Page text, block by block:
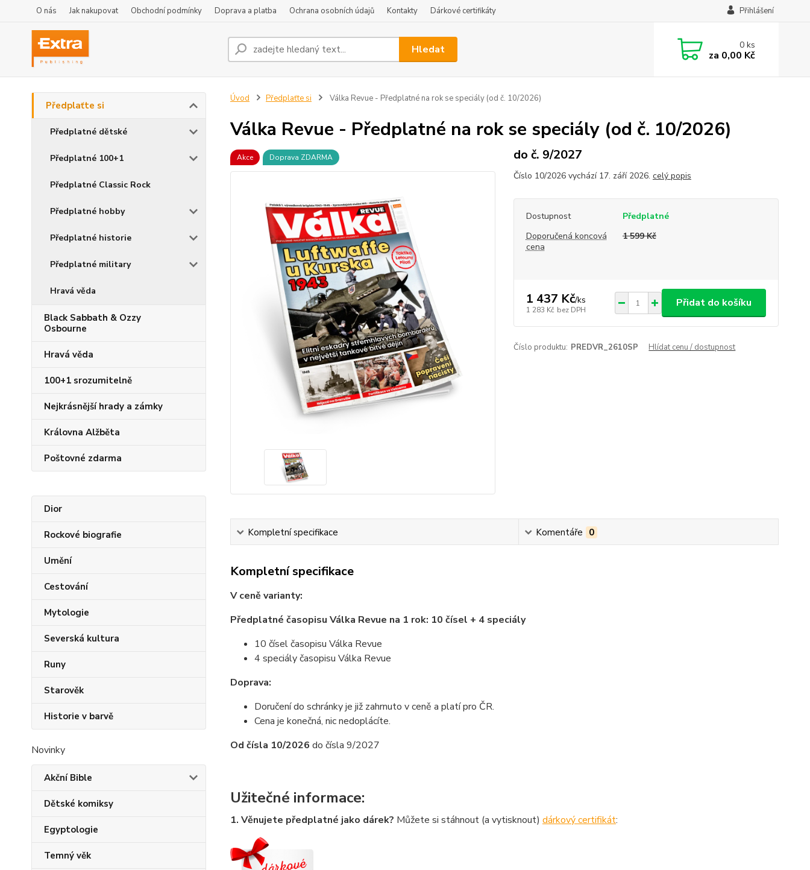
O nás Jak nakupovat Obchodní podmínky Doprava a platba Ochrana osobních údajů Kontakty Dárkové certifikáty Přihlášení
Hledat 0ks
za 0,00 Kč
Předplaťte si
Předplatné dětské
Předplatné 100+1
Předplatné Classic Rock
Předplatné hobby
Předplatné historie
Předplatné military
Hravá věda
Black Sabbath & Ozzy
Osbourne
Hravá věda
100+1 srozumitelně
Nejkrásnější hrady a zámky
Královna Alžběta
Poštovné zdarma
Dior
Rockové biografie
Umění
Cestování
Mytologie
Severská kultura
Runy
Starověk
Historie v barvě
Novinky
Akční Bible
Dětské komiksy
Egyptologie
Temný věk
Úvod Předplaťte si Válka Revue - Předplatné na rok se speciály (od č. 10/2026)
Válka Revue - Předplatné na rok se speciály (od č. 10/2026)
Akce Doprava ZDARMA do č. 9/2027
Číslo 10/2026 vychází 17. září 2026. celý popis
Dostupnost
Předplatné
Doporučená koncová
cena
1 599 Kč
1 437 Kč/ks
1 283 Kč bez DPH
Přidat do košíku
Číslo produktu: PREDVR_2610SP Hlídat cenu / dostupnost
Kompletní specifikace Komentáře 0
Kompletní specifikace
V ceně varianty:
Předplatné časopisu Válka Revue na 1 rok: 10 čísel + 4 speciály
10 čísel časopisu Válka Revue
4 speciály časopisu Válka Revue
Doprava:
Doručení do schránky je již zahrnuto v ceně a platí pro ČR.
Cena je konečná, nic nedoplácíte.
Od čísla 10/2026 do čísla 9/2027
Užitečné informace:
1. Věnujete předplatné jako dárek? Můžete si stáhnout (a vytisknout) dárkový certifikát: